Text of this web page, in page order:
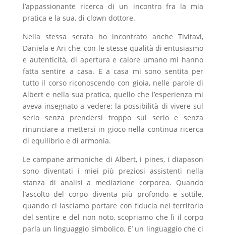
l’appassionante ricerca di un incontro fra la mia
pratica e la sua, di clown dottore.
Nella stessa serata ho incontrato anche Tivitavi,
Daniela e Ari che, con le stesse qualità di entusiasmo
e autenticità, di apertura e calore umano mi hanno
fatta sentire a casa. E a casa mi sono sentita per
tutto il corso riconoscendo con gioia, nelle parole di
Albert e nella sua pratica, quello che l’esperienza mi
aveva insegnato a vedere: la possibilità di vivere sul
serio senza prendersi troppo sul serio e senza
rinunciare a mettersi in gioco nella continua ricerca
di equilibrio e di armonia.
Le campane armoniche di Albert, i pines, i diapason
sono diventati i miei più preziosi assistenti nella
stanza di analisi a mediazione corporea. Quando
l’ascolto del corpo diventa più profondo e sottile,
quando ci lasciamo portare con fiducia nel territorio
del sentire e del non noto, scopriamo che lì il corpo
parla un linguaggio simbolico. E’ un linguaggio che ci